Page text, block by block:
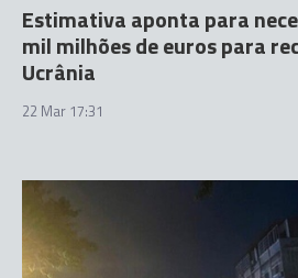
Estimativa aponta para
mil milhões de euros para
Ucrânia
22 Mar 17:31